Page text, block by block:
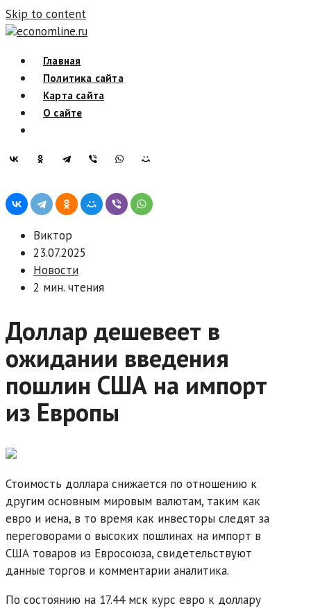
Skip to content
economline.ru
Главная
Политика сайта
Карта сайта
О сайте
Виктор
23.07.2025
Новости
2 мин. чтения
Доллар дешевеет в
ожидании введения
пошлин США на импорт
из Европы
Стоимость доллара снижается по отношению к
другим основным мировым валютам, таким как
евро и иена, в то время как инвесторы следят за
переговорами о высоких пошлинах на импорт в
США товаров из Евросоюза, свидетельствуют
данные торгов и комментарии аналитика.
По состоянию на 17.44 мск курс евро к доллару